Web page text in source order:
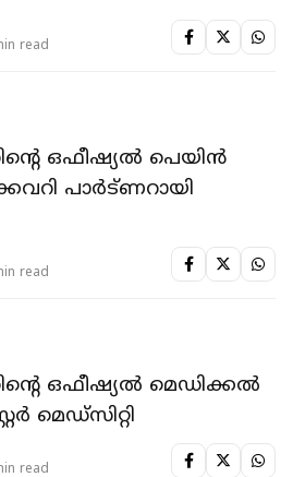
read
ഒഫീഷ്യൽ പെയിൻ
പാർട്ണറായി
read